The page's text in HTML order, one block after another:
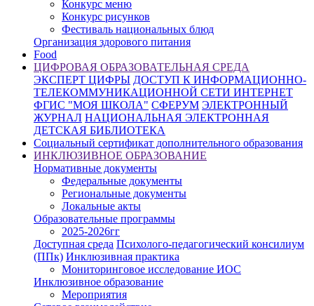
Конкурc меню
Конкурс рисунков
Фестиваль национальных блюд
Организация здорового питания
Food
ЦИФРОВАЯ ОБРАЗОВАТЕЛЬНАЯ СРЕДА
ЭКСПЕРТ ЦИФРЫ ДОСТУП К ИНФОРМАЦИОННО-
ТЕЛЕКОММУНИКАЦИОННОЙ СЕТИ ИНТЕРНЕТ
ФГИС "МОЯ ШКОЛА" СФЕРУМ ЭЛЕКТРОННЫЙ
ЖУРНАЛ НАЦИОНАЛЬНАЯ ЭЛЕКТРОННАЯ
ДЕТСКАЯ БИБЛИОТЕКА
Социальный сертификат дополнительного образования
ИНКЛЮЗИВНОЕ ОБРАЗОВАНИЕ
Нормативные документы
Федеральные документы
Региональные документы
Локальные акты
Образовательные программы
2025-2026гг
Доступная среда Психолого-педагогический консилиум
(ППк) Инклюзивная практика
Мониторинговое исследование ИОС
Инклюзивное образование
Мероприятия